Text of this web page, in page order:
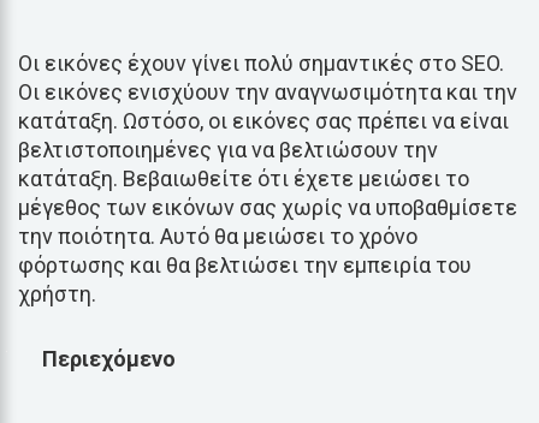
Οι εικόνες έχουν γίνει πολύ σημαντικές στο SEO.
Οι εικόνες ενισχύουν την αναγνωσιμότητα και την
κατάταξη. Ωστόσο, οι εικόνες σας πρέπει να είναι
βελτιστοποιημένες για να βελτιώσουν την
κατάταξη. Βεβαιωθείτε ότι έχετε μειώσει το
μέγεθος των εικόνων σας χωρίς να υποβαθμίσετε
την ποιότητα. Αυτό θα μειώσει το χρόνο
φόρτωσης και θα βελτιώσει την εμπειρία του
χρήστη.
Περιεχόμενο